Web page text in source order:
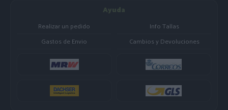
Ayuda
Realizar un pedido
Info Tallas
Gastos de Envio
Cambios y Devoluciones